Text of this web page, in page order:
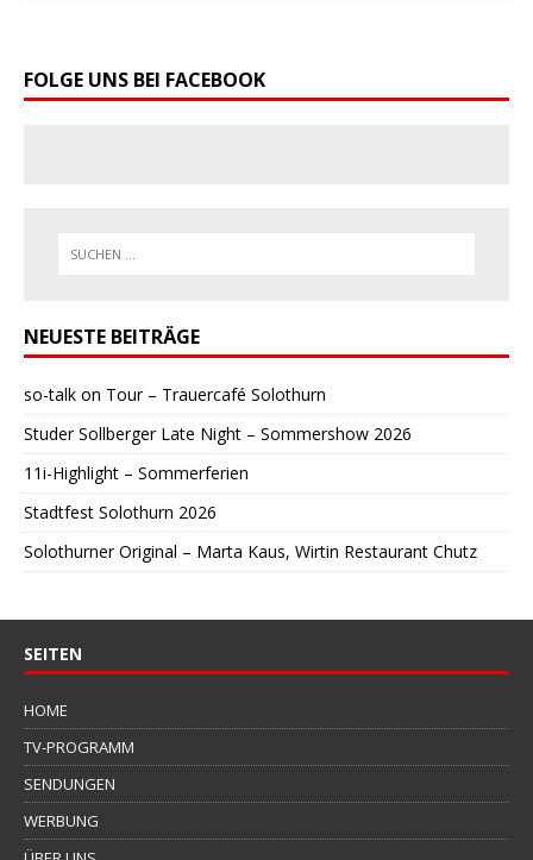
FOLGE UNS BEI FACEBOOK
NEUESTE BEITRÄGE
so-talk on Tour – Trauercafé Solothurn
Studer Sollberger Late Night – Sommershow 2026
11i-Highlight – Sommerferien
Stadtfest Solothurn 2026
Solothurner Original – Marta Kaus, Wirtin Restaurant Chutz
SEITEN
HOME
TV-PROGRAMM
SENDUNGEN
WERBUNG